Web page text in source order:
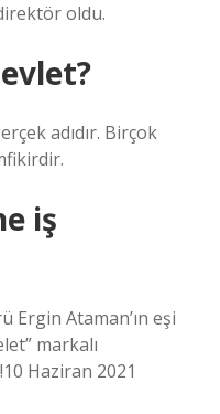
oldu.
adıdır. Birçok
iş
Ataman’ın eşi
markalı
Haziran 2021